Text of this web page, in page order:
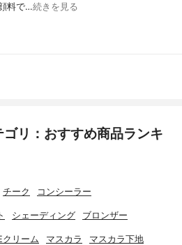
料で…続きを見る
リ：おすすめ商品ランキ
チーク コンシーラー
シェーディング ブロンザー
クリーム マスカラ マスカラ下地